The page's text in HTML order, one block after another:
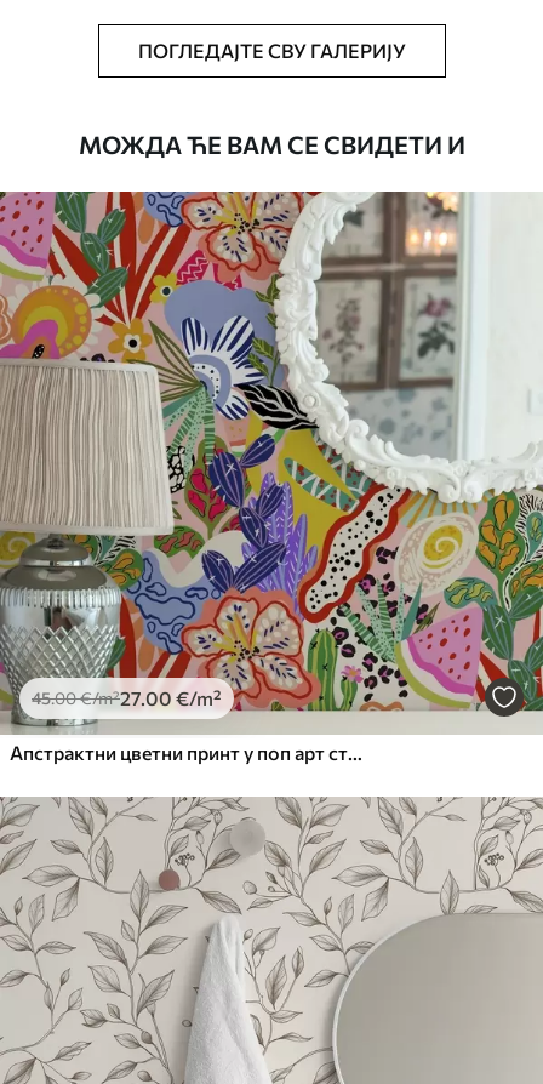
ширине до 50 цм.
тапете.
сунђером. Позадине са завршном
обрадом лакова могу се очистити
водом.
Метод примене Беспрекорна апликација
Доступни материјали
Standard
45 .00 27.00 /m²
Premium
56.6734.00€/m²
Premium Vinil
65.00 39.00€/m²
ПОГЛЕДАЈТЕ СВУ ГАЛЕРИЈУ
МОЖДА ЋЕ ВАМ СЕ СВИДЕТИ И
45.00€/m²27.00 €/m²
Апстрактни цветни принт у поп арт стилу